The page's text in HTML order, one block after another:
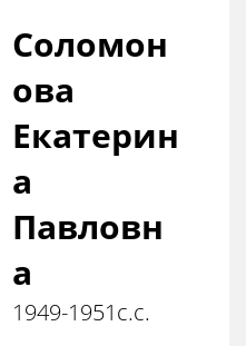
Соломон
ова
Екатерин
а
Павловн
а
1949-1951с.с.